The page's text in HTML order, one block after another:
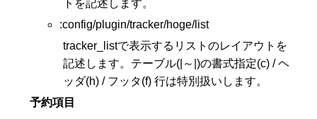
トを記述します。
:config/plugin/tracker/hoge/list
tracker_listで表示するリストのレイアウトを
記述します。テーブル(|～|)の書式指定(c) / ヘ
ッダ(h) / フッタ(f) 行は特別扱いします。
予約項目